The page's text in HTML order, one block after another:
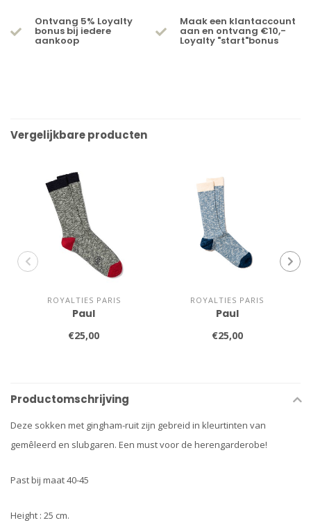
Ontvang 5% Loyalty
bonus bij iedere
aankoop
Maak een klantaccount
aan en ontvang €10,-
Loyalty "start"bonus
Vergelijkbare producten
ROYALTIES PARIS
Paul
€25,00
ROYALTIES PARIS
Paul
€25,00
Productomschrijving
Deze sokken met gingham-ruit zijn gebreid in kleurtinten van
gemêleerd en slubgaren. Een must voor de herengarderobe!
Past bij maat 40-45
Height : 25 cm.